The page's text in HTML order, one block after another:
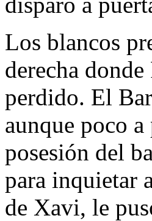
Los blancos
derecha
perdido. El
aunque poco
posesión del
para inquietar
de Xavi, le